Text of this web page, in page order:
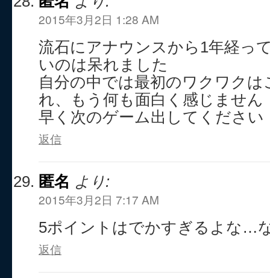
2015年3月2日 1:28 AM
流石にアナウンスから1年経っ
いのは呆れました
自分の中では最初のワクワク
れ、もう何も面白く感じません
早く次のゲーム出してください
返信
匿名 より:
2015年3月2日 7:17 AM
5ポイントはでかすぎるよな…
返信